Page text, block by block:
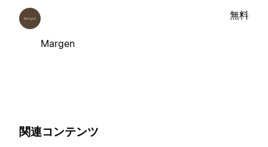
Margen
無料
関連コンテンツ